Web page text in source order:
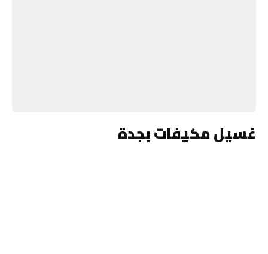
غسيل مكيفات بجدة